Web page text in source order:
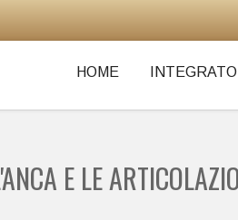
HOME
E LE